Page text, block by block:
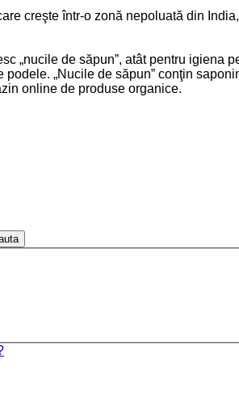
creşte într-o zonă nepoluată din
„nucile de săpun”, atât pentru
podele. „Nucile de săpun” conţin
online de produse organice.